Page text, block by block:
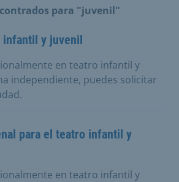
para "juvenil"
infantil y juvenil
en teatro infantil y
independiente, puedes solicitar
para el teatro infantil y
en teatro infantil y